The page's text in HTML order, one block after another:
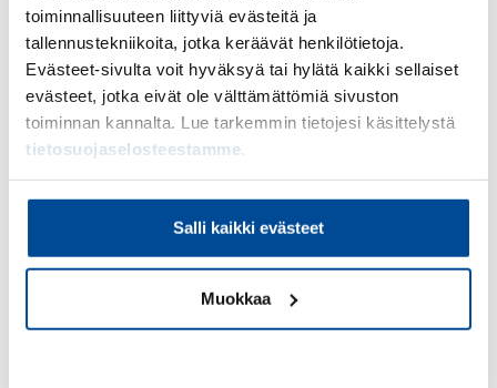
toiminnallisuuteen liittyviä evästeitä ja
tallennustekniikoita, jotka keräävät henkilötietoja.
Evästeet-sivulta voit hyväksyä tai hylätä kaikki sellaiset
evästeet, jotka eivät ole välttämättömiä sivuston
toiminnan kannalta. Lue tarkemmin tietojesi käsittelystä
tietosuojaselosteestamme
Salli kaikki evästeet
Muokkaa
Tapahtuma-aika:11.2.2026 - 11.2.2026
Lue lisää